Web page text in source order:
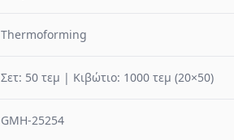
Thermoforming
Σετ: 50 τεμ | Κιβώτιο: 1000 τεμ (20×50)
GMH-25254